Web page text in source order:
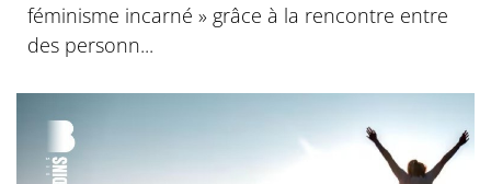
féminisme incarné » grâce à la rencontre entre
des personn...